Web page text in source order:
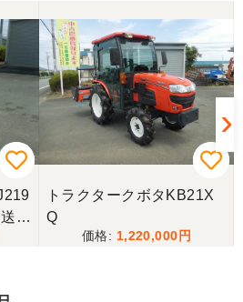
整
トラクタークボタKB21X
Q
1,220,000